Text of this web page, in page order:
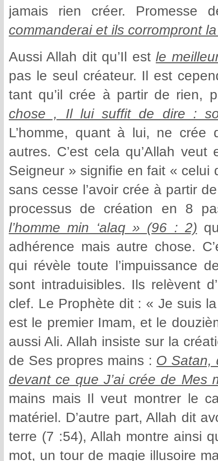
jamais rien créer.
commanderai et ils corrompront
Aussi Allah dit qu’Il estle
pas le seul créateur. Il est
tant qu’il crée à partir de rien,
chose , Il lui suffit de dire :
L’homme, quant à lui, ne crée
autres. C’est cela qu’Allah
Seigneur » signifie en fait « celui
sans cesse l’avoir crée à partir
processus de création en 8
l’homme min ‘alaq » (96 : 2)
adhérence mais autre chose.
qui révèle toute l’impuissance
sont intraduisibles. Ils relèvent
clef. Le Prophète dit : « Je suis
est le premier Imam, et le
aussi Ali. Allah insiste sur la
de Ses propres mains : O Satan,
devant ce que J’ai crée de Mes
mains mais Il veut montrer le
matériel. D’autre part, Allah dit
terre (7 :54), Allah montre ainsi
mot, un tour de magie illusoire